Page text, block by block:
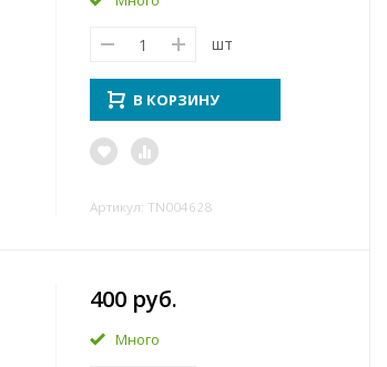
шт
В КОРЗИНУ
Артикул: TN004628
400 руб.
Много